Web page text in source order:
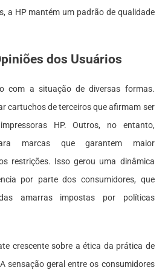
a HP mantém um padrão de qualidade
dos Usuários
com a situação de diversas formas.
cartuchos de terceiros que afirmam ser
HP. Outros, no entanto,
marcas que garantem maior
restrições. Isso gerou uma dinâmica
por parte dos consumidores, que
amarras impostas por políticas
crescente sobre a ética da prática de
sensação geral entre os consumidores